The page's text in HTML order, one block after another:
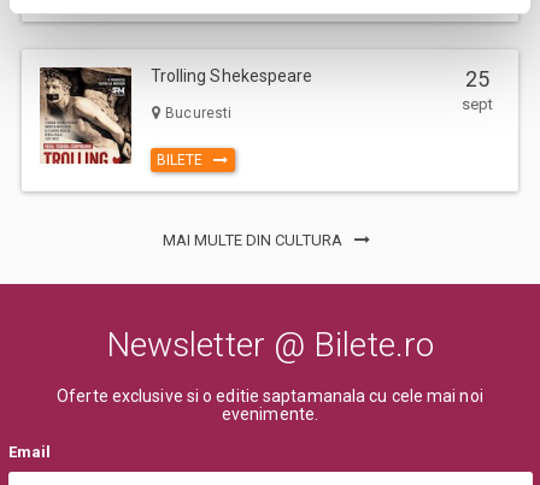
Trolling Shekespeare
Bucuresti
BILETE
25
sept
MAI MULTE DIN CULTURA
Newsletter @ Bilete.ro
Oferte exclusive si o editie saptamanala cu cele mai noi
evenimente.
Email